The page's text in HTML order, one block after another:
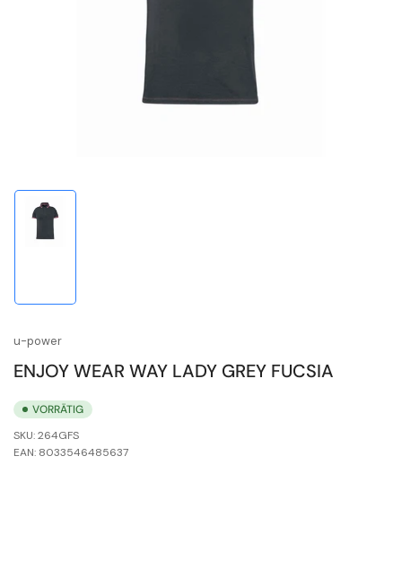
u-power
ENJOY WEAR WAY LADY GREY FUCSIA
VORRÄTIG
SKU:264GFS
EAN: 8033546485637